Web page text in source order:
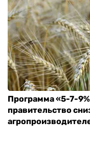
Программа «5-7-
правительство